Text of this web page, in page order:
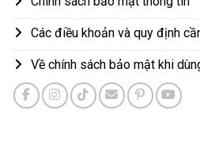
Các điều khoản và quy định
Về chính sách bảo mật khi